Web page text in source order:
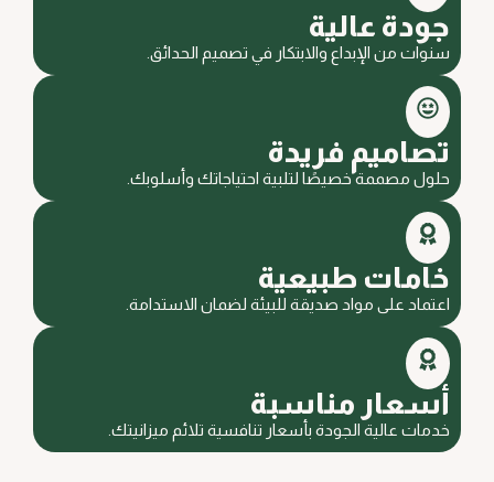
جودة عالية
سنوات من الإبداع والابتكار في تصميم الحدائق.
تصاميم فريدة
حلول مصممة خصيصًا لتلبية احتياجاتك وأسلوبك.
خامات طبيعية
اعتماد على مواد صديقة للبيئة لضمان الاستدامة.
أسعار مناسبة
خدمات عالية الجودة بأسعار تنافسية تلائم ميزانيتك.